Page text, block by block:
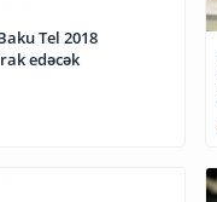
Tel 2018
edəcək